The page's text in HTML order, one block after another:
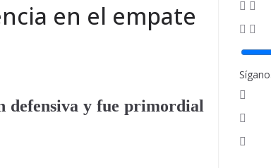
en el empate
defensiva y fue primordial